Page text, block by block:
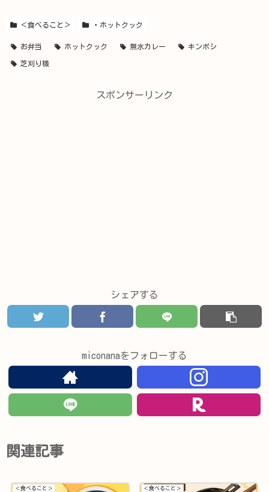
＜食べること＞ ・ホットクック
お弁当 ホットクック 無水カレー キンボシ
芝刈り機
スポンサーリンク
シェアする
miconanaをフォローする
関連記事
＜食べること＞ ＜食べること＞